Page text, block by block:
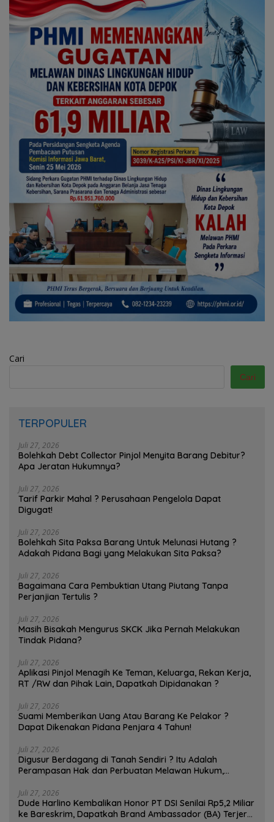
Cari
Cari
TERPOPULER
Juli 27, 2026
Bolehkah Debt Collector Pinjol Menyita Barang Debitur?
Apa Jeratan Hukumnya?
Juli 27, 2026
Tarif Parkir Mahal ? Perusahaan Pengelola Dapat
Digugat!
Juli 27, 2026
Bolehkah Sita Paksa Barang Untuk Melunasi Hutang ?
Adakah Pidana Bagi yang Melakukan Sita Paksa?
Juli 27, 2026
Bagaimana Cara Pembuktian Utang Piutang Tanpa
Perjanjian Tertulis ?
Juli 27, 2026
Masih Bisakah Mengurus SKCK Jika Pernah Melakukan
Tindak Pidana?
Juli 27, 2026
Aplikasi Pinjol Menagih Ke Teman, Keluarga, Rekan Kerja,
RT /RW dan Pihak Lain, Dapatkah Dipidanakan ?
Juli 27, 2026
Suami Memberikan Uang Atau Barang Ke Pelakor ?
Dapat Dikenakan Pidana Penjara 4 Tahun!
Juli 27, 2026
Digusur Berdagang di Tanah Sendiri ? Itu Adalah
Perampasan Hak dan Perbuatan Melawan Hukum,
Juli 27, 2026
Dude Harlino Kembalikan Honor PT DSI Senilai Rp5,2 Miliar
ke Bareskrim, Dapatkah Brand Ambassador (BA) Terjerat